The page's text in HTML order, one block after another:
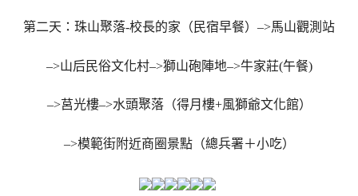
第二天：珠山聚落-校長的家（民宿早餐）–>馬山觀測站
–>山后民俗文化村–>獅山砲陣地–>牛家莊(午餐)
–>莒光樓–>水頭聚落（得月樓+風獅爺文化館）
–>模範街附近商圈景點（總兵署＋小吃）